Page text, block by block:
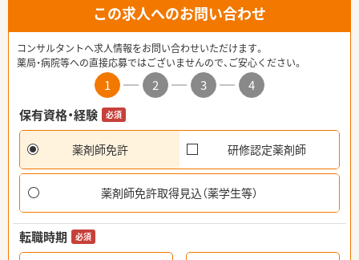
この求人へのお問い合わせ
コンサルタントへ求人情報をお問い合わせいただけます。
薬局・病院等への直接応募ではございませんので、ご安心ください。
1 2 3
4
保有資格・経験
必須
薬剤師免許 研修認定薬剤師
薬剤師免許取得見込（薬学生等）
転職時期 必須